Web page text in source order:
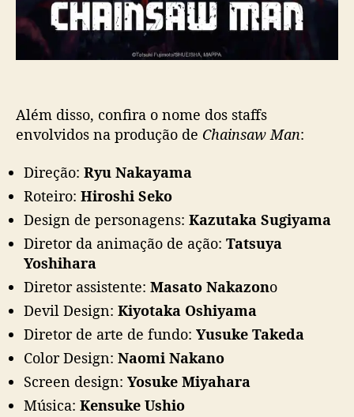
Além disso, confira o nome dos staffs
envolvidos na produção de Chainsaw Man:
Direção: Ryu Nakayama
Roteiro: Hiroshi Seko
Design de personagens: Kazutaka Sugiyama
Diretor da animação de ação: Tatsuya
Yoshihara
Diretor assistente: Masato Nakazono
Devil Design: Kiyotaka Oshiyama
Diretor de arte de fundo: Yusuke Takeda
Color Design: Naomi Nakano
Screen design: Yosuke Miyahara
Música: Kensuke Ushio